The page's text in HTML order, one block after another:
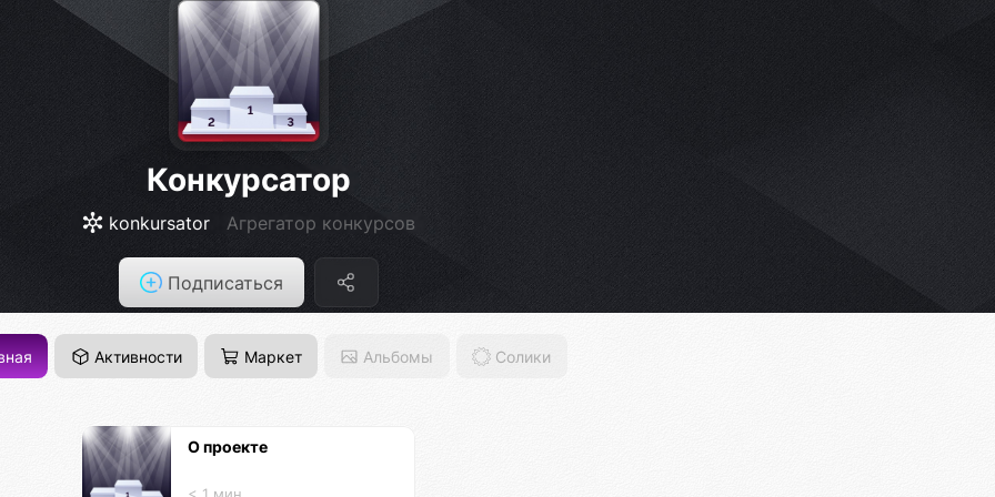
Конкурсатор
konkursator Агрегатор конкурсов
Подписаться
Активности Маркет Альбомы Солики
О проекте